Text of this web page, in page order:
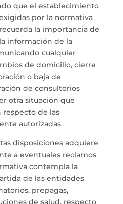
que el establecimiento
por la normativa
la importancia de
información de la
cualquier
de domicilio, cierre
o baja de
de consultorios
otra situación que
de las
autorizadas.
disposiciones adquiere
a eventuales reclamos
contempla la
de las entidades
prepagas,
de salud, respecto